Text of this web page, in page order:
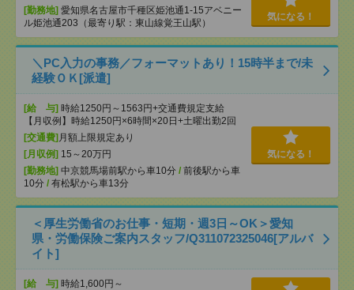
[勤務地] 愛知県名古屋市千種区姫池通1-15アベニー
ル姫池通203（最寄り駅：東山線覚王山駅）
気になる！
＼PC入力の事務／フォーマットあり！15時半まで/未
経験ＯＫ[派遣]
[給 与] 時給1250円～1563円+交通費規定支給
【月収例】時給1250円×6時間×20日+土曜出勤2回
[交通費] 月額上限規定あり
[月収例] 15～20万円
[勤務地] 中京競馬場前駅から車10分 / 前後駅から車
10分 / 有松駅から車13分
気になる！
＜厚生労働省のお仕事・短期・週3日～OK＞愛知
県・労働保険ご案内スタッフ/Q311072325046[アルバ
イト]
[給 与] 時給1,600円～